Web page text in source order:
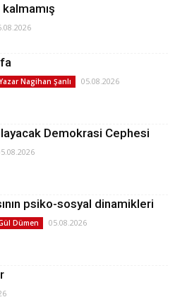
Nagihan Şanlı 05.08.2026
Demokrasi Cephesi
psiko-sosyal dinamikleri
Dümen 05.08.2026